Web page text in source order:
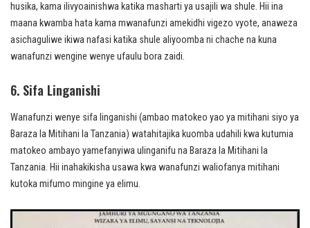
husika, kama ilivyoainishwa katika masharti ya usajili wa shule. Hii ina
maana kwamba hata kama mwanafunzi amekidhi vigezo vyote, anaweza
asichaguliwe ikiwa nafasi katika shule aliyoomba ni chache na kuna
wanafunzi wengine wenye ufaulu bora zaidi.
6. Sifa Linganishi
Wanafunzi wenye sifa linganishi (ambao matokeo yao ya mitihani siyo ya
Baraza la Mitihani la Tanzania) watahitajika kuomba udahili kwa kutumia
matokeo ambayo yamefanyiwa ulinganifu na Baraza la Mitihani la
Tanzania. Hii inahakikisha usawa kwa wanafunzi waliofanya mitihani
kutoka mifumo mingine ya elimu.